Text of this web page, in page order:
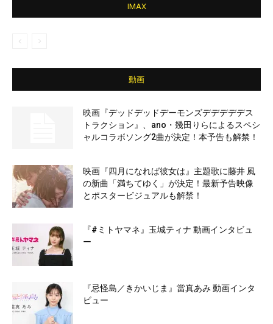
IMAX
動画
映画『デッドデッドデーモンズデデデデデス
トラクション』、ano・幾田りらによるスペシ
ャルコラボソング2曲が決定！本予告も解禁！
映画『四月になれば彼女は』主題歌に藤井 風
の新曲「満ちてゆく」が決定！最新予告映像
とポスタービジュアルも解禁！
『#ミトヤマネ』玉城ティナ 動画インタビュ
ー
『忌怪島／きかいじま』當真あみ 動画インタ
ビュー